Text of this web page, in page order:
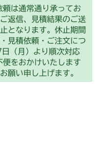
フター
フター
YCV1
シフター
フター
頼は通常通り承ってお
返信、見積結果のご送
となります。休止期間
見積依頼・ご注文につ
（月）より順次対応
をおかけいたします
願い申し上げます。